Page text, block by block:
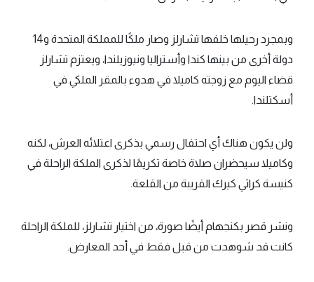
وبمجرد رحيلها خلفها تشارلز وصار ملكًا للمملكة المتحدة و14
دولة أخرى من بينها كندا وأستراليا ونيوزيلندا، ويعتزم تشارلز
قضاء اليوم مع زوجته كاميلا في هدوء بالمقر الملكي في
أسكتلندا.
ولن يكون هناك أي احتفال رسمي بذكرى اعتلائه العرش، لكنه
وكاميلا سيحضران صلاة خاصة تكريمًا لذكرى الملكة الراحلة في
كنيسة كراثي كيرك القريبة من القلعة.
ونشر قصر بكنجهام أيضًا صورة، من اختيار تشارلز، للملكة الراحلة
كانت قد شوهدت من قبل فقط في أحد المعارض.